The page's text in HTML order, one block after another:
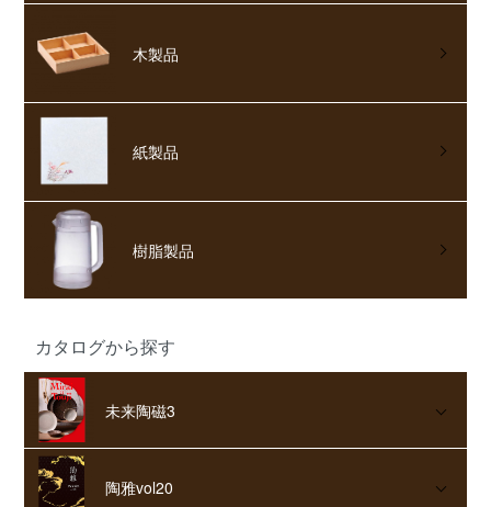
木製品
紙製品
樹脂製品
カタログから探す
未来陶磁3
陶雅vol20